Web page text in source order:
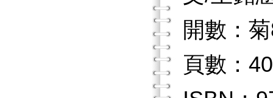
開數：
頁數：40